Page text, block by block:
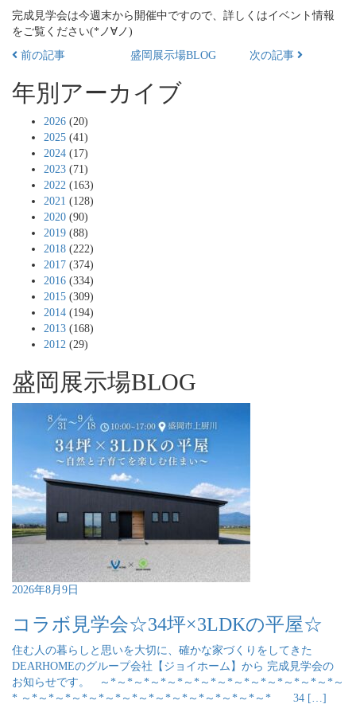
完成見学会は今週末から開催中ですので、詳しくはイベント情報
をご覧ください(*ノ∀ノ)
前の記事
盛岡展示場BLOG 次の記事
年別アーカイブ
2026 (20)
2025 (41)
2024 (17)
2023 (71)
2022 (163)
2021 (128)
2020 (90)
2019 (88)
2018 (222)
2017 (374)
2016 (334)
2015 (309)
2014 (194)
2013 (168)
2012 (29)
盛岡展示場BLOG
2026年8月9日
コラボ見学会☆34坪×3LDKの平屋☆
住む人の暮らしと思いを大切に、確かな家づくりをしてきた
DEARHOMEのグループ会社【ジョイホーム】から 完成見学会の
お知らせです。 ～*～*～*～*～*～*～*～*～*～*～*～*～*～*～
* ～*～*～*～*～*～*～*～*～*～*～*～*～*～*～* 34 […]